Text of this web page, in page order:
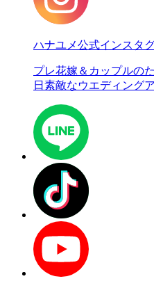
ハナユメ公式インスタ
プレ花嫁＆カップルの
日素敵なウエディング